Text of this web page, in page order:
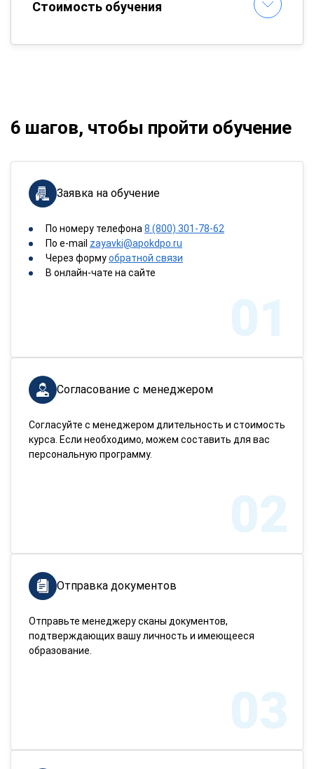
Стоимость обучения
6 шагов, чтобы пройти обучение
Заявка на обучение
По номеру телефона 8 (800) 301-78-62
По e-mail zayavki@apokdpo.ru
Через формуобратной связи
В онлайн-чате на сайте
01
Согласование с менеджером
Согласуйте с менеджером длительность и стоимость
курса. Если необходимо, можем составить для вас
персональную программу.
02
Отправка документов
Отправьте менеджеру сканы документов,
подтверждающих вашу личность и имеющееся
образование.
03